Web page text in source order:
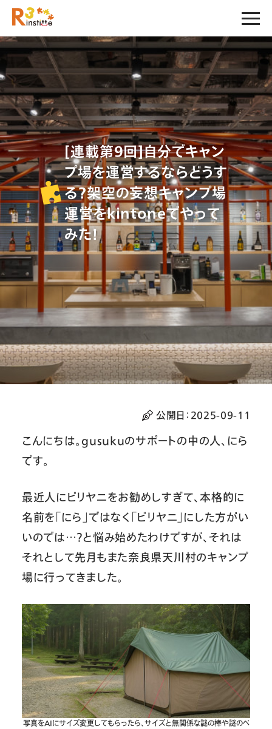
[連載第9回]自分でキャン
プ場を運営するならどうす
る？架空の妄想キャンプ場
運営をkintoneでやって
みた！
公開日： 2025-09-11
こんにちは。gusukuのサポートの中の人、にら
です。
最近人にビリヤニをお勧めしすぎて、本格的に
名前を「にら」ではなく「ビリヤニ」にした方がい
いのでは…？と悩み始めたわけですが、それは
それとして先月もまた奈良県天川村のキャンプ
場に行ってきました。
写真をAIにサイズ変更してもらったら、サイズと無関係な謎の棒や謎のベ